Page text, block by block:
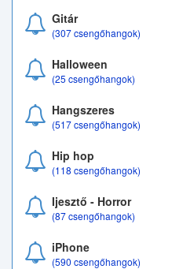
Gitár
(307 csengőhangok)
Halloween
(25 csengőhangok)
Hangszeres
(517 csengőhangok)
Hip hop
(118 csengőhangok)
Ijesztő - Horror
(87 csengőhangok)
iPhone
(590 csengőhangok)